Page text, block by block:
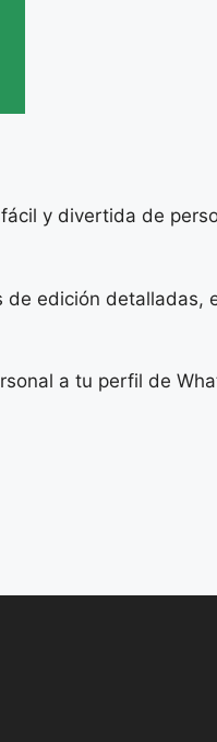
y divertida de
edición detalladas,
a tu perfil de